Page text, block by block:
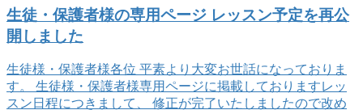
生徒・保護者様の専用ページ レッスン予定を再公
開しました
生徒様・保護者様各位 平素より大変お世話になっておりま
す。 生徒様・保護者様専用ページに掲載しておりますレッ
スン日程につきまして、 修正が完了いたしましたので改め